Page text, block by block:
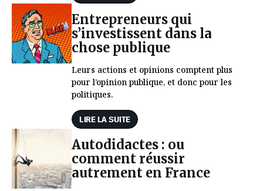
Entrepreneurs qui
s’investissent dans la
chose publique
Leurs actions et opinions comptent plus
pour l’opinion publique, et donc pour les
politiques.
LIRE LA SUITE
Autodidactes : ou
comment réussir
autrement en France